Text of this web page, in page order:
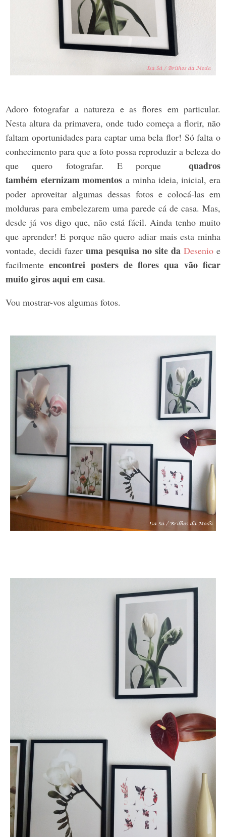
Adoro fotografar a natureza e as flores em particular.
Nesta altura da primavera, onde tudo começa a florir, não
faltam oportunidades para captar uma bela flor! Só falta o
conhecimento para que a foto possa reproduzir a beleza do
que quero fotografar. E porque quadros
também eternizam momentos a minha ideia, inicial, era
poder aproveitar algumas dessas fotos e colocá-las em
molduras para embelezarem uma parede cá de casa. Mas,
desde já vos digo que, não está fácil. Ainda tenho muito
que aprender! E porque não quero adiar mais esta minha
vontade, decidi fazer uma pesquisa no site da Desenio e
facilmenteencontrei posters de flores qua vão ficar
muito giros aqui em casa.
Vou mostrar-vos algumas fotos.